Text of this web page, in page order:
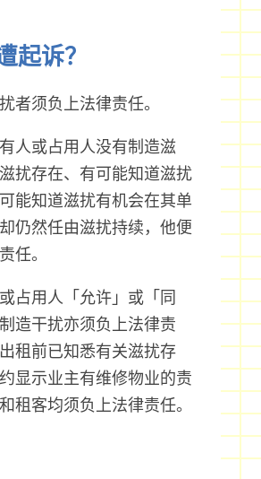
起诉？
者须负上法律责任。
人或占用人没有制造滋
扰存在、有可能知道滋扰
能知道滋扰有机会在其单
仍然任由滋扰持续，他便
任。
占用人「允许」或「同
造干扰亦须负上法律责
租前已知悉有关滋扰存
显示业主有维修物业的责
租客均须负上法律责任。